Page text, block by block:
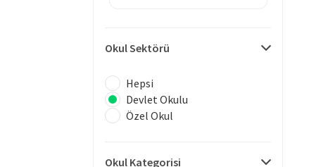
Okul Sektörü
Hepsi
Devlet Okulu
Özel Okul
Okul Kategorisi